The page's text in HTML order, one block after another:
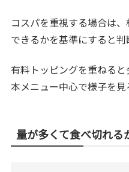
コスパを重視する場合は
できるかを基準にすると判
有料トッピングを重ねる
本メニュー中心で様子を見
量が多くて食べ切れる